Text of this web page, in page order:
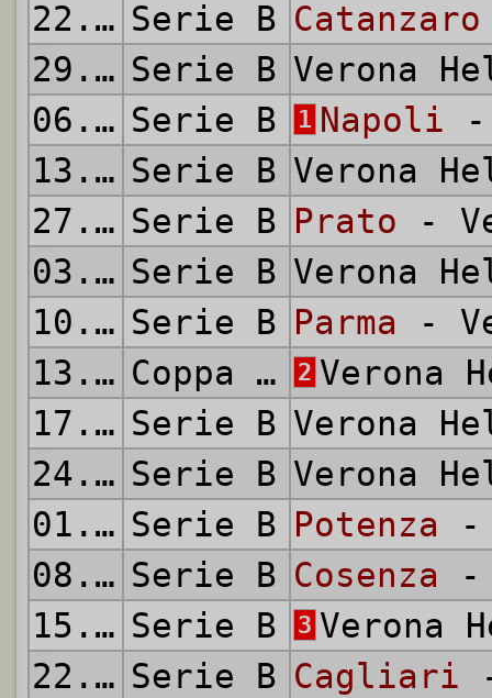
22.09.1963 Serie B Catanzaro
29.09.1963 Serie B Verona
06.10.1963 Serie B 1 Napoli -
13.10.1963 Serie B Verona
27.10.1963 Serie B Prato -
03.11.1963 Serie B Verona
10.11.1963 Serie B Parma -
13.11.1963
Coppa Italia 2 Verona
17.11.1963 Serie B Verona
24.11.1963 Serie B Verona
01.12.1963 Serie B Potenza -
08.12.1963 Serie B Cosenza -
15.12.1963 Serie B 3 Verona
22.12.1963 Serie B Cagliari